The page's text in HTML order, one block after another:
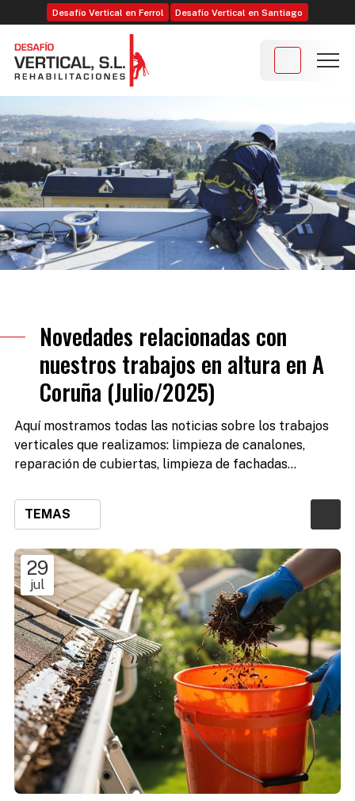
Desafío Vertical en Ferrol Desafío Vertical en Santiago
Novedades relacionadas con
nuestros trabajos en altura en A
Coruña (Julio/2025)
Aquí mostramos todas las noticias sobre los trabajos
verticales que realizamos: limpieza de canalones,
reparación de cubiertas, limpieza de fachadas...
TEMAS
29
jul